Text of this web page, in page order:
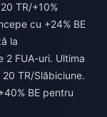
TR/+10%
cu +24% BE
la
2 FUA-uri. Ultima
TR/Slăbiciune.
BE pentru